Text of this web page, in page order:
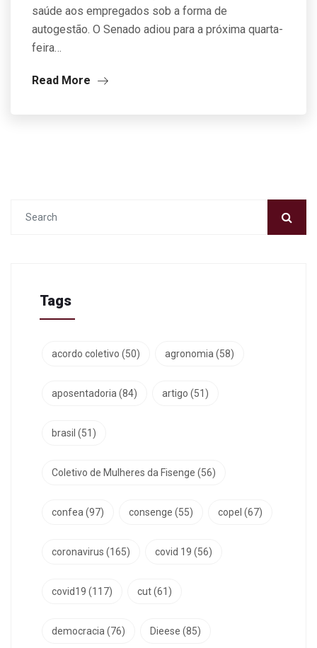
saúde aos empregados sob a forma de
autogestão. O Senado adiou para a próxima quarta-
feira…
Read More
Tags
acordo coletivo (50) agronomia (58)
aposentadoria (84) artigo (51)
brasil (51)
Coletivo de Mulheres da Fisenge (56)
confea (97) consenge (55) copel (67)
coronavirus (165) covid 19 (56)
covid19 (117) cut(61)
democracia (76) Dieese (85)